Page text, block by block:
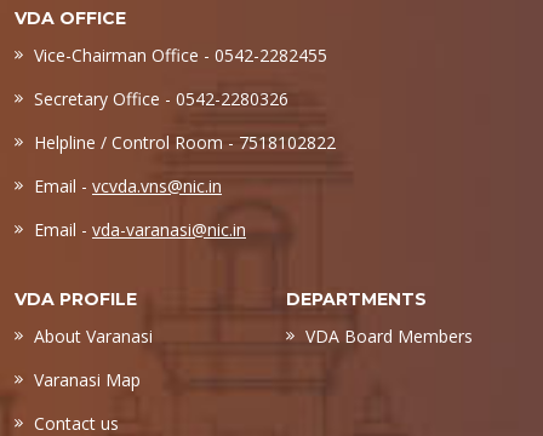
VDA OFFICE
Vice-Chairman Office - 0542-2282455
Secretary Office - 0542-2280326
Helpline / Control Room - 7518102822
Email - vcvda.vns@nic.in
Email - vda-varanasi@nic.in
VDA PROFILE
About Varanasi
Varanasi Map
Contact us
DEPARTMENTS
VDA Board Members